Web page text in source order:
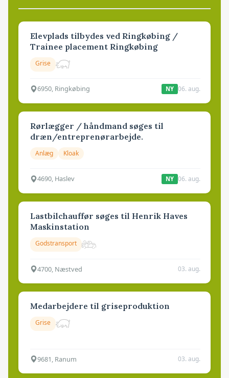
Elevplads tilbydes ved Ringkøbing /
Trainee placement Ringkøbing
Grise
6950, Ringkøbing NY 06. aug.
Rørlægger / håndmand søges til
dræn/entreprenørarbejde.
Anlæg Kloak
4690, Haslev NY 06. aug.
Lastbilchauffør søges til Henrik Haves
Maskinstation
Godstransport
4700, Næstved 03. aug.
Medarbejdere til griseproduktion
Grise
9681, Ranum 03. aug.